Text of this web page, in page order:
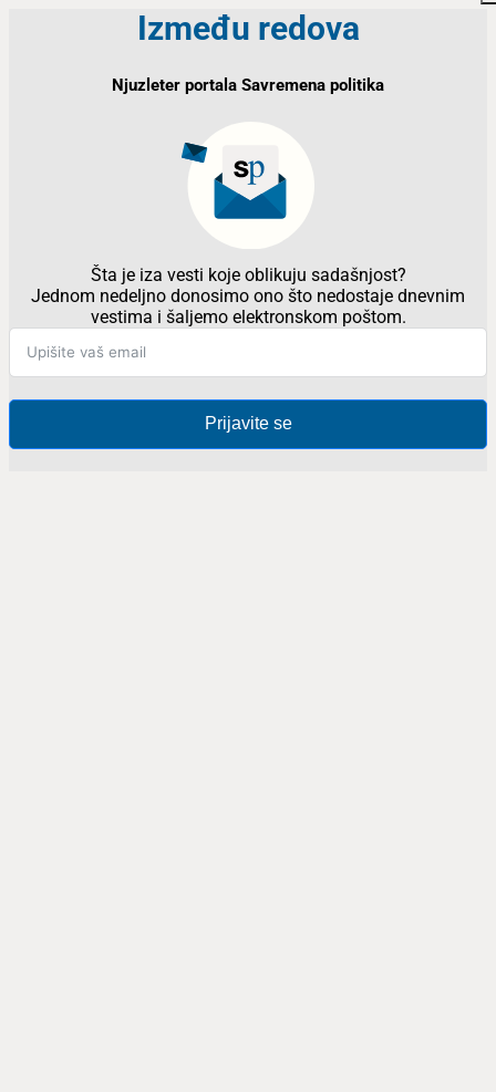
Između redova
Njuzleter portala Savremena politika
Šta je iza vesti koje oblikuju sadašnjost?
Jednom nedeljno donosimo ono što nedostaje dnevnim
vestima i šaljemo elektronskom poštom.
Prijavite se